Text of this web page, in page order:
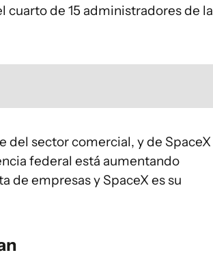
cuarto de 15 administradores de la
del sector comercial, y de SpaceX
federal está aumentando
de empresas y SpaceX es su